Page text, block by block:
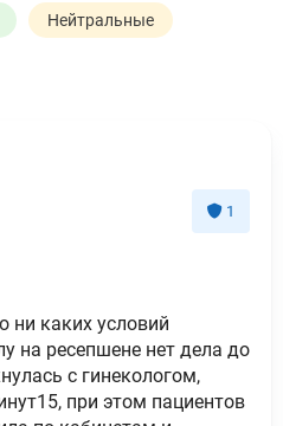
Нейтральные
1
ни каких условий
на ресепшене нет дела до
с гинекологом,
при этом пациентов